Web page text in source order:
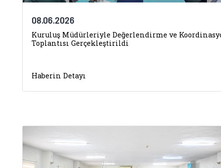
08.06.2026
Kuruluş Müdürleriyle Değerlendirme ve
Toplantısı Gerçekleştirildi
Haberin Detayı